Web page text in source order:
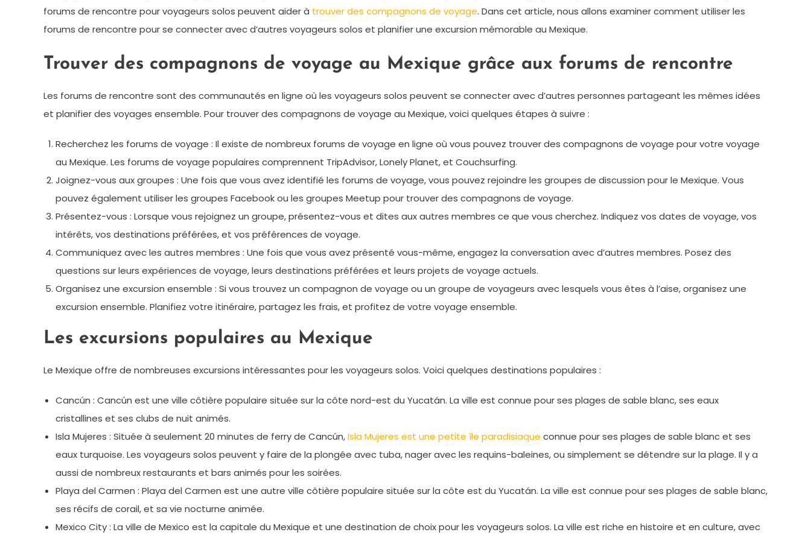
forums de rencontre pour voyageurs solos peuvent aider à trouver des compagnons de voyage. Dans cet article, nous allons examiner comment utiliser les
forums de rencontre pour se connecter avec d’autres voyageurs solos et planifier une excursion mémorable au Mexique.
Trouver des compagnons de voyage au Mexique grâce aux forums de rencontre
Les forums de rencontre sont des communautés en ligne où les voyageurs solos peuvent se connecter avec d’autres personnes partageant les mêmes idées
et planifier des voyages ensemble. Pour trouver des compagnons de voyage au Mexique, voici quelques étapes à suivre :
Recherchez les forums de voyage : Il existe de nombreux forums de voyage en ligne où vous pouvez trouver des compagnons de voyage pour votre voyage
au Mexique. Les forums de voyage populaires comprennent TripAdvisor, Lonely Planet, et Couchsurfing.
Joignez-vous aux groupes : Une fois que vous avez identifié les forums de voyage, vous pouvez rejoindre les groupes de discussion pour le Mexique. Vous
pouvez également utiliser les groupes Facebook ou les groupes Meetup pour trouver des compagnons de voyage.
Présentez-vous : Lorsque vous rejoignez un groupe, présentez-vous et dites aux autres membres ce que vous cherchez. Indiquez vos dates de voyage, vos
intérêts, vos destinations préférées, et vos préférences de voyage.
Communiquez avec les autres membres : Une fois que vous avez présenté vous-même, engagez la conversation avec d’autres membres. Posez des
questions sur leurs expériences de voyage, leurs destinations préférées et leurs projets de voyage actuels.
Organisez une excursion ensemble : Si vous trouvez un compagnon de voyage ou un groupe de voyageurs avec lesquels vous êtes à l’aise, organisez une
excursion ensemble. Planifiez votre itinéraire, partagez les frais, et profitez de votre voyage ensemble.
Les excursions populaires au Mexique
Le Mexique offre de nombreuses excursions intéressantes pour les voyageurs solos. Voici quelques destinations populaires :
Cancún : Cancún est une ville côtière populaire située sur la côte nord-est du Yucatán. La ville est connue pour ses plages de sable blanc, ses eaux
cristallines et ses clubs de nuit animés.
Isla Mujeres : Située à seulement 20 minutes de ferry de Cancún,Isla Mujeres est une petite île paradisiaque connue pour ses plages de sable blanc et ses
eaux turquoise. Les voyageurs solos peuvent y faire de la plongée avec tuba, nager avec les requins-baleines, ou simplement se détendre sur la plage. Il y a
aussi de nombreux restaurants et bars animés pour les soirées.
Playa del Carmen : Playa del Carmen est une autre ville côtière populaire située sur la côte est du Yucatán. La ville est connue pour ses plages de sable blanc,
ses récifs de corail, et sa vie nocturne animée.
Mexico City : La ville de Mexico est la capitale du Mexique et une destination de choix pour les voyageurs solos. La ville est riche en histoire et en culture, avec